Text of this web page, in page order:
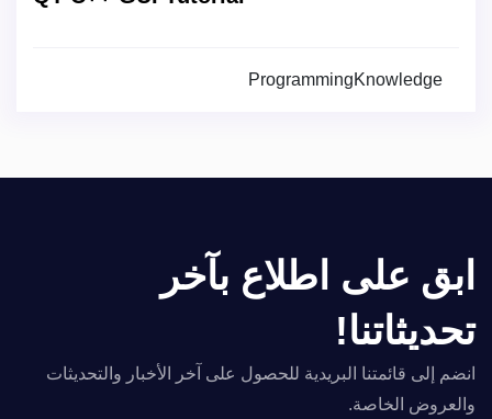
ProgrammingKnowledge
ابق على اطلاع بآخر
تحديثاتنا!
انضم إلى قائمتنا البريدية للحصول على آخر الأخبار والتحديثات
والعروض الخاصة.